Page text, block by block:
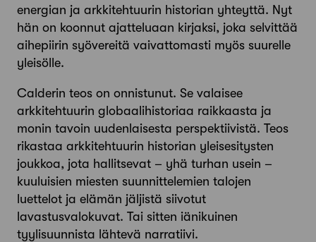
energian ja arkkitehtuurin historian yhteyttä. Nyt
hän on koonnut ajatteluaan kirjaksi, joka selvittää
aihepiirin syövereitä vaivattomasti myös suurelle
yleisölle.
Calderin teos on onnistunut. Se valaisee
arkkitehtuurin globaali­historiaa raikkaasta ja
monin tavoin uudenlaisesta perspektiivistä. Teos
rikastaa arkkitehtuurin historian yleisesitysten
joukkoa, jota hallitsevat – yhä turhan usein –
kuuluisien miesten suunnittelemien talojen
luettelot ja elämän jäljistä siivotut
lavastusvalokuvat. Tai sitten iänikuinen
tyylisuunnista lähtevä narratiivi.